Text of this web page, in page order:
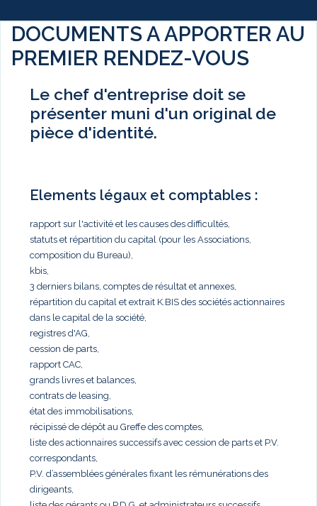
DOCUMENTS A APPORTER AU
PREMIER RENDEZ-VOUS
Le chef d'entreprise doit se
présenter muni d'un original de
pièce d'identité.
Elements légaux et comptables :
rapport sur l'activité et les causes des difficultés,
statuts et répartition du capital (pour les Associations,
composition du Bureau),
kbis,
3 derniers bilans, comptes de résultat et annexes,
répartition du capital et extrait K.BIS des sociétés actionnaires
dans le capital de la société,
registres d'AG,
cession de parts,
rapport CAC,
grands livres et balances,
contrats de leasing,
état des immobilisations,
récipissé de dépôt au Greffe des comptes,
liste des actionnaires successifs avec cession de parts et P.V.
correspondants,
P.V. d’assemblées générales fixant les rémunérations des
dirigeants,